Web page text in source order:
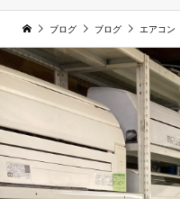
ブログ ブログ エアコン